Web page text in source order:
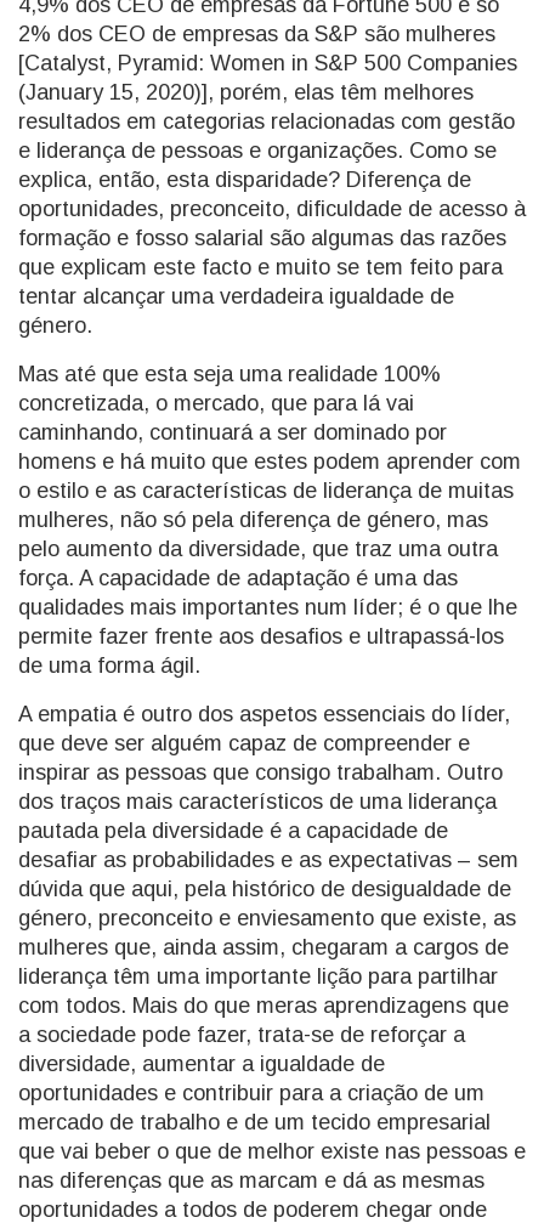
4,9% dos CEO de empresas da Fortune 500 e só
2% dos CEO de empresas da S&P são mulheres
[Catalyst, Pyramid: Women in S&P 500 Companies
(January 15, 2020)], porém, elas têm melhores
resultados em categorias relacionadas com gestão
e liderança de pessoas e organizações. Como se
explica, então, esta disparidade? Diferença de
oportunidades, preconceito, dificuldade de acesso à
formação e fosso salarial são algumas das razões
que explicam este facto e muito se tem feito para
tentar alcançar uma verdadeira igualdade de
género.
Mas até que esta seja uma realidade 100%
concretizada, o mercado, que para lá vai
caminhando, continuará a ser dominado por
homens e há muito que estes podem aprender com
o estilo e as características de liderança de muitas
mulheres, não só pela diferença de género, mas
pelo aumento da diversidade, que traz uma outra
força. A capacidade de adaptação é uma das
qualidades mais importantes num líder; é o que lhe
permite fazer frente aos desafios e ultrapassá-los
de uma forma ágil.
A empatia é outro dos aspetos essenciais do líder,
que deve ser alguém capaz de compreender e
inspirar as pessoas que consigo trabalham. Outro
dos traços mais característicos de uma liderança
pautada pela diversidade é a capacidade de
desafiar as probabilidades e as expectativas – sem
dúvida que aqui, pela histórico de desigualdade de
género, preconceito e enviesamento que existe, as
mulheres que, ainda assim, chegaram a cargos de
liderança têm uma importante lição para partilhar
com todos. Mais do que meras aprendizagens que
a sociedade pode fazer, trata-se de reforçar a
diversidade, aumentar a igualdade de
oportunidades e contribuir para a criação de um
mercado de trabalho e de um tecido empresarial
que vai beber o que de melhor existe nas pessoas e
nas diferenças que as marcam e dá as mesmas
oportunidades a todos de poderem chegar onde